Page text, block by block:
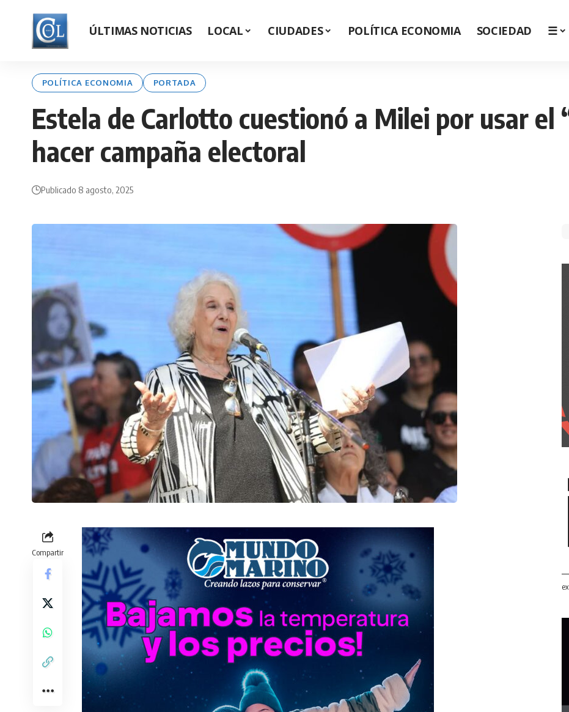
ÚLTIMAS NOTICIAS LOCAL CIUDADES POLÍTICA ECONOMIA SOCIEDAD ☰
POLÍTICA ECONOMIA PORTADA
Estela de Carlotto cuestionó a Milei por usar el
hacer campaña electoral
Publicado 8 agosto, 2025
Compartir